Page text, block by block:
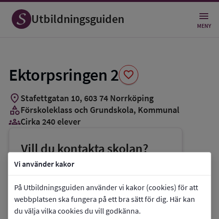
Vi använder kakor
På Utbildningsguiden använder vi kakor (cookies) för att
webbplatsen ska fungera på ett bra sätt för dig. Här kan
du välja vilka cookies du vill godkänna.
Utbildningsguiden MENY
Ektorpsringen 2 favorite
Spara
som
favorit
location_on Stafettgatan 10, 603 74 Norrköping
categoryFörskoleklass och Grundskola, Kommunal
groups_3Cirka 240 elever
Vill du kontakta skolan?
phoneTelefon:011-153171
E-post: ektorpsringen@norrkoping.se
link Webbplats:Ektorpsringen 2